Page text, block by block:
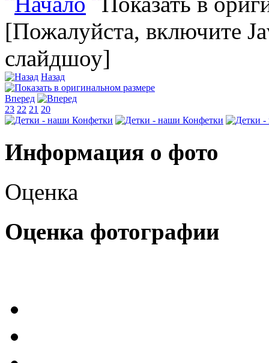
[Пожалуйста, включите
слайдшоу]
Назад
Вперед
23 22 21 20
Информация о фото
Оценка
Оценка фотографии